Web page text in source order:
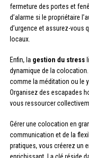
fermeture des portes et
d’alarme si le propriétaire
d’urgence et assurez-vous
locaux.
Enfin, la gestion du stress
dynamique de la
comme la méditation ou le
Organisez des escapades
vous ressourcer
Gérer une colocation en
communication et de la
pratiques, vous créerez un